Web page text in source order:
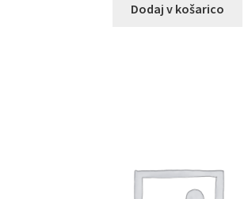
Dodaj v košarico